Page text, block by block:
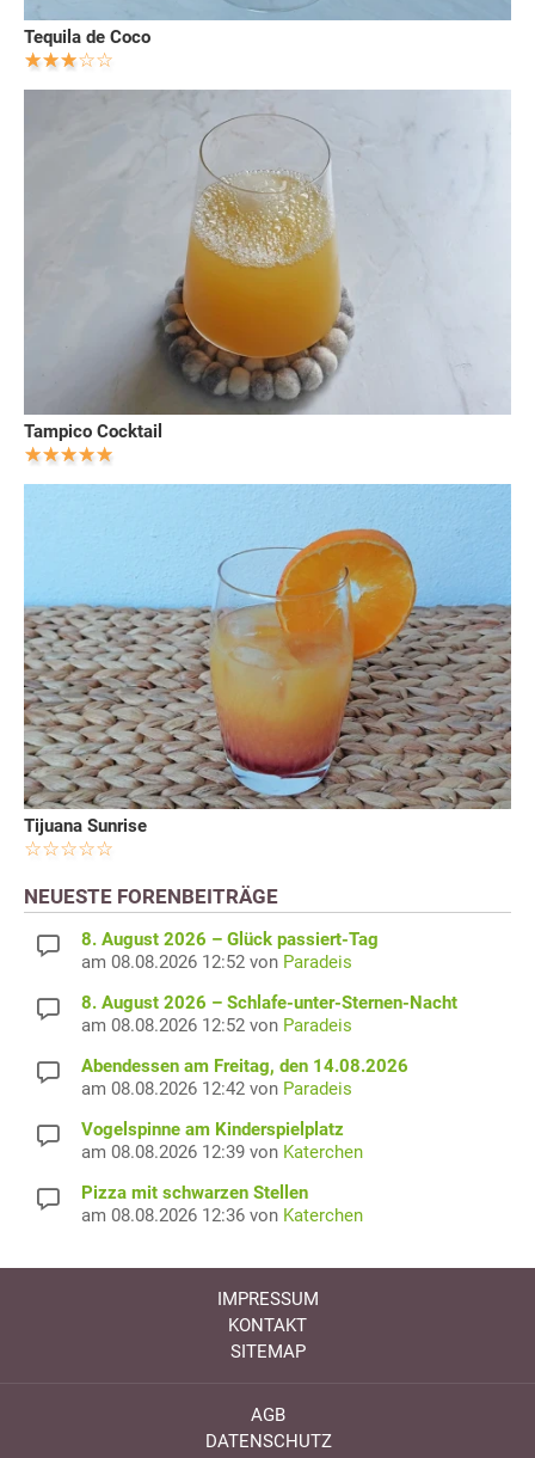
Tequila de Coco
Tampico Cocktail
Tijuana Sunrise
NEUESTE FORENBEITRÄGE
8. August 2026 – Glück passiert-Tag
am 08.08.2026 12:52 von Paradeis
8. August 2026 – Schlafe-unter-Sternen-Nacht
am 08.08.2026 12:52 von Paradeis
Abendessen am Freitag, den 14.08.2026
am 08.08.2026 12:42 von Paradeis
Vogelspinne am Kinderspielplatz
am 08.08.2026 12:39 von Katerchen
Pizza mit schwarzen Stellen
am 08.08.2026 12:36 von Katerchen
IMPRESSUM
KONTAKT
SITEMAP
AGB
DATENSCHUTZ